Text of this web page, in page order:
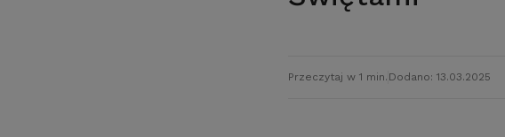
Przeczytaj w 1 min. Dodano: 13.03.2025